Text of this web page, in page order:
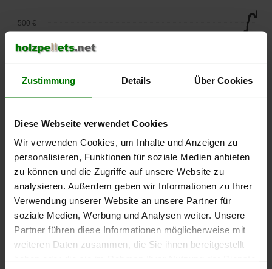
Zustimmung Details Über Cookies
Diese Webseite verwendet Cookies
Wir verwenden Cookies, um Inhalte und Anzeigen zu
personalisieren, Funktionen für soziale Medien anbieten
zu können und die Zugriffe auf unsere Website zu
analysieren. Außerdem geben wir Informationen zu Ihrer
Verwendung unserer Website an unsere Partner für
soziale Medien, Werbung und Analysen weiter. Unsere
Partner führen diese Informationen möglicherweise mit
weiteren Daten zusammen, die Sie ihnen bereitgestellt
lose Ware Sackware
September
Januar
Mai
250 €
400 €
450 €
500 €
Die aktuelle Preisentwicklung für Holzpellets in Deutschland
können Sie jederzeit auf unsererPelletspreise-Seite
nachvollziehen.